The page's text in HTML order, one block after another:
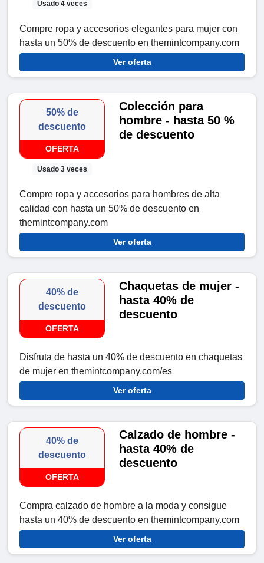
Usado 4 veces
Compre ropa y accesorios elegantes para mujer con
hasta un 50% de descuento en themintcompany.com
Ver oferta
50% de
descuento
OFERTA
Usado 3 veces
Colección para
hombre - hasta 50 %
de descuento
Compre ropa y accesorios para hombres de alta
calidad con hasta un 50% de descuento en
themintcompany.com
Ver oferta
40% de
descuento
OFERTA
Chaquetas de mujer -
hasta 40% de
descuento
Disfruta de hasta un 40% de descuento en chaquetas
de mujer en themintcompany.com/es
Ver oferta
40% de
descuento
OFERTA
Calzado de hombre -
hasta 40% de
descuento
Compra calzado de hombre a la moda y consigue
hasta un 40% de descuento en themintcompany.com
Ver oferta